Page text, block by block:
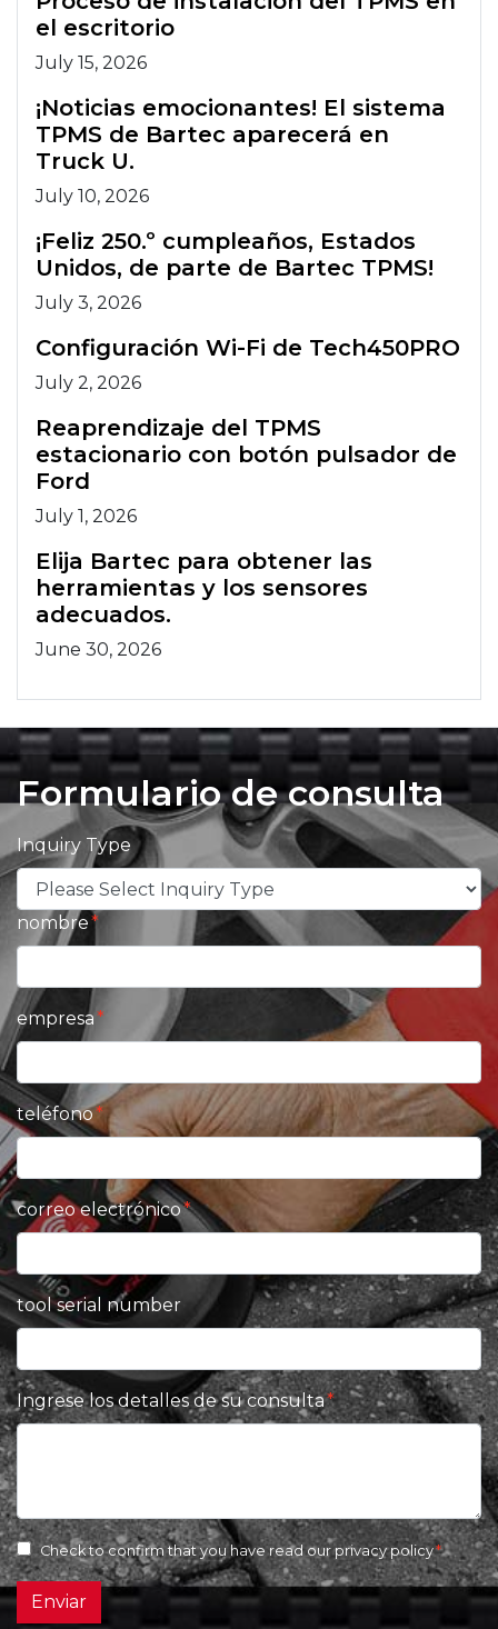
el escritorio
July 15, 2026
¡Noticias emocionantes! El sistema
TPMS de Bartec aparecerá en
Truck U.
July 10, 2026
¡Feliz 250.º cumpleaños, Estados
Unidos, de parte de Bartec TPMS!
July 3, 2026
Configuración Wi-Fi de Tech450PRO
July 2, 2026
Reaprendizaje del TPMS
estacionario con botón pulsador de
Ford
July 1, 2026
Elija Bartec para obtener las
herramientas y los sensores
adecuados.
June 30, 2026
Formulario de consulta
Inquiry Type
nombre
empresa
teléfono
correo electrónico
tool serial number
Ingrese los detalles de su consulta
Check to confirm that you have read ourprivacy policy
Enviar